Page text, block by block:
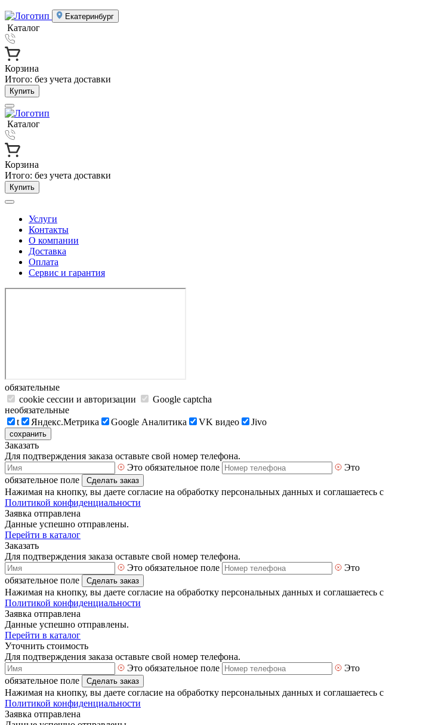
Екатеринбург
Каталог
Корзина
Итого: без учета доставки
Купить
Каталог
Корзина
Итого: без учета доставки
Купить
Услуги
Контакты
О компании
Доставка
Оплата
Сервис и гарантия
обязательные
cookie сессии и авторизации
Google captcha
необязательные
t
Яндекс.Метрика Google Аналитика VK видео Jivo
сохранить
Заказать
Для подтверждения заказа оставьте свой номер телефона.
Это обязательное поле
Это
обязательное поле
Сделать заказ
Нажимая на кнопку, вы даете согласие на обработку персональных данных и соглашаетесь с
Политикой конфиденциальности
Заявка отправлена
Данные успешно отправлены.
Перейти в каталог
Заказать
Для подтверждения заказа оставьте свой номер телефона.
Это обязательное поле
Это
обязательное поле
Сделать заказ
Нажимая на кнопку, вы даете согласие на обработку персональных данных и соглашаетесь с
Политикой конфиденциальности
Заявка отправлена
Данные успешно отправлены.
Перейти в каталог
Уточнить стоимость
Для подтверждения заказа оставьте свой номер телефона.
Это обязательное поле
Это
обязательное поле
Сделать заказ
Нажимая на кнопку, вы даете согласие на обработку персональных данных и соглашаетесь с
Политикой конфиденциальности
Заявка отправлена